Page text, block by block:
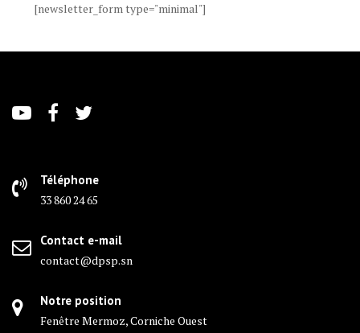
[newsletter_form type="minimal"]
Téléphone
33 860 24 65
Contact e-mail
contact@dpsp.sn
Notre position
Fenêtre Mermoz, Corniche Ouest